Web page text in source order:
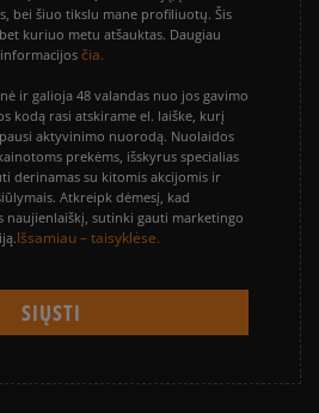
bei šiuo tikslu mane profiliuotų. Šis
kuriuo metu atšauktas. Daugiau
informacijos čia.
ir galioja 48 valandas nuo jos gavimo
kodą rasi atskirame el. laiške, kurį
aktyvinimo nuorodą. Nuolaidos
prekėms, išskyrus specialias
derinamas su kitomis akcijomis ir
Atkreipk dėmesį, kad
naujienlaiškį, sutinki gauti marketingo
Išsamiau – taisyklėse.